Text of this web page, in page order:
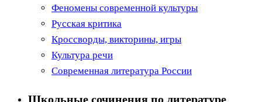
Феномены современной культуры
Русская критика
Кроссворды, викторины, игры
Культура речи
Современная литература России
Школьные сочинения по литературе